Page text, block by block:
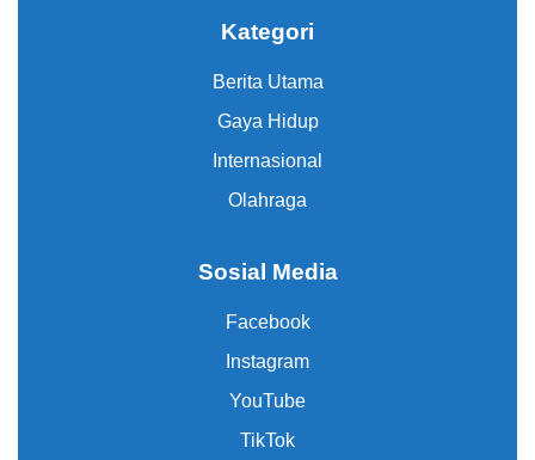
Kategori
Berita Utama
Gaya Hidup
Internasional
Olahraga
Sosial Media
Facebook
Instagram
YouTube
TikTok